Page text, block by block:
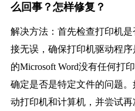
么回事？怎样修复？
解决方法：首先检查打印机
接无误，确保打印机驱动程
的Microsoft Word没有任何打
确定是否是特定文件的问题
动打印机和计算机，并尝试再